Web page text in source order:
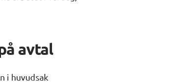
avtal
i huvudsak